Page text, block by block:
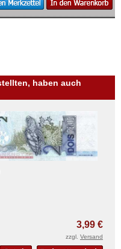
haben auch
3,99 €
zzgl. Versand